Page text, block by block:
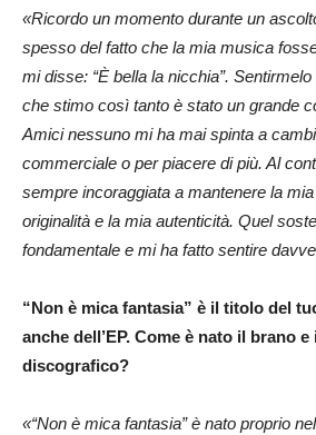
«Ricordo un momento durante un
spesso del fatto che la mia musica
mi disse: “È bella la nicchia”.
che stimo così tanto è stato un grande
Amici nessuno mi ha mai spinta a
commerciale o per piacere di più. Al
sempre incoraggiata a mantenere la
originalità e la mia autenticità. Quel
fondamentale e mi ha fatto sentire
“Non è mica fantasia” è il titolo del
anche dell’EP. Come è nato il brano
discografico?
«“Non è mica fantasia” è nato proprio